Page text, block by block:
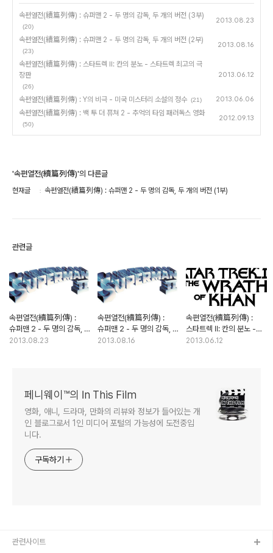
속편열전(續篇列傳) : 슈퍼맨 2 - 두 명의 감독, 두 개의 버전 (3부)
(20)
2013.08.23
속편열전(續篇列傳) : 슈퍼맨 2 - 두 명의 감독, 두 개의 버전 (2부)
(23)
2013.08.16
속편열전(續篇列傳) : 스타트렉 II: 칸의 분노 - 스타트렉 최고의 극
장판
(26)
2013.06.12
속편열전(續篇列傳) : Y의 비극 - 미국 미스터리 소설의 정수 (21) 2013.06.06
속편열전(續篇列傳) : 백 투 더 퓨쳐 2 - 추억의 타임 패러독스 영화
(50)
2012.09.13
'속편열전(續篇列傳)'의 다른글
현재글 속편열전(續篇列傳) : 슈퍼맨 2 - 두 명의 감독, 두 개의 버전 (1부)
관련글
속편열전(續篇列傳) :
슈퍼맨 2 - 두 명의 감독, 두
개의 버전 (3부)
2013.08.23
속편열전(續篇列傳) :
슈퍼맨 2 - 두 명의 감독, 두
개의 버전 (2부)
2013.08.16
속편열전(續篇列傳) :
스타트렉 II: 칸의 분노 -
스타트렉 최고의 극장판
2013.06.12
페니웨이™의 In This Film
영화, 애니, 드라마, 만화의 리뷰와 정보가 들어있는 개
인 블로그로서 1인 미디어 포털의 가능성에 도전중입
니다.
구독하기
관련사이트